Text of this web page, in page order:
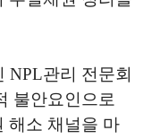
NPL관리 전문회
불안요인으로
해소 채널을 마